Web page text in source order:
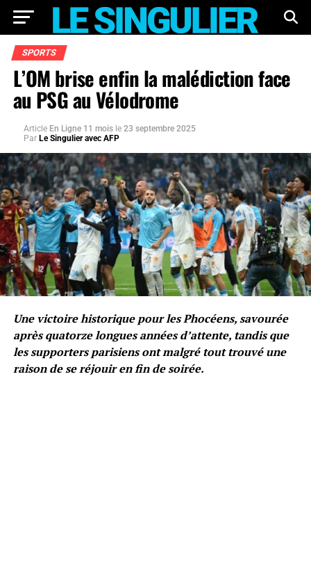
SPORTS
L’OM brise enfin la malédiction face
au PSG au Vélodrome
Article En Ligne 11 mois le 23 septembre 2025
Par Le Singulier avec AFP
Une victoire historique pour les Phocéens, savourée
après quatorze longues années d’attente, tandis que
les supporters parisiens ont malgré tout trouvé une
raison de se réjouir en fin de soirée.